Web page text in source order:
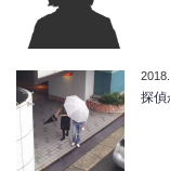
探偵